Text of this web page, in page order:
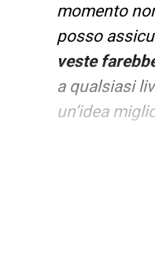
momento
posso
veste
a qualsiasi
un’idea
LA